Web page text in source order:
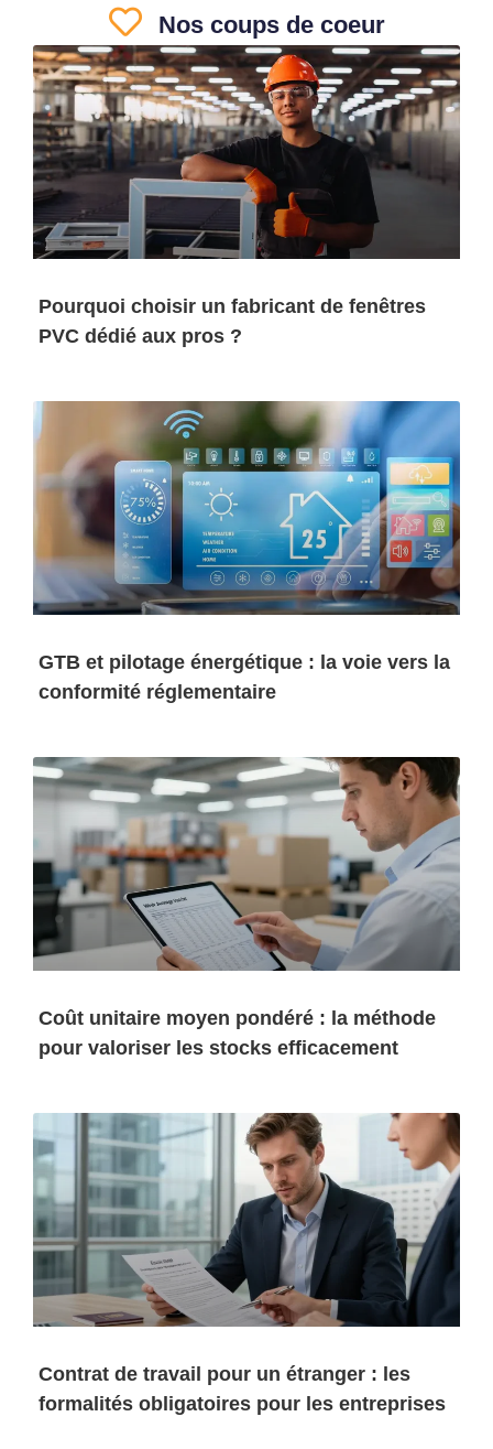
Nos coups de coeur
Pourquoi choisir un fabricant de fenêtres
PVC dédié aux pros ?
GTB et pilotage énergétique : la voie vers la
conformité réglementaire
Coût unitaire moyen pondéré : la méthode
pour valoriser les stocks efficacement
Contrat de travail pour un étranger : les
formalités obligatoires pour les entreprises